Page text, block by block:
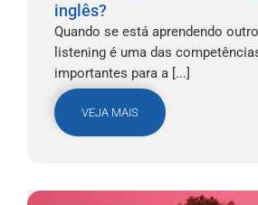
inglês?
Quando se está aprendendo
listening é uma das
importantes para a [...]
VEJA MAIS